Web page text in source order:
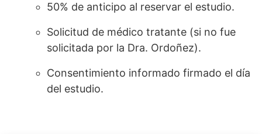
50% de anticipo al reservar el estudio.
Solicitud de médico tratante (si no fue
solicitada por la Dra. Ordoñez).
Consentimiento informado firmado el día
del estudio.